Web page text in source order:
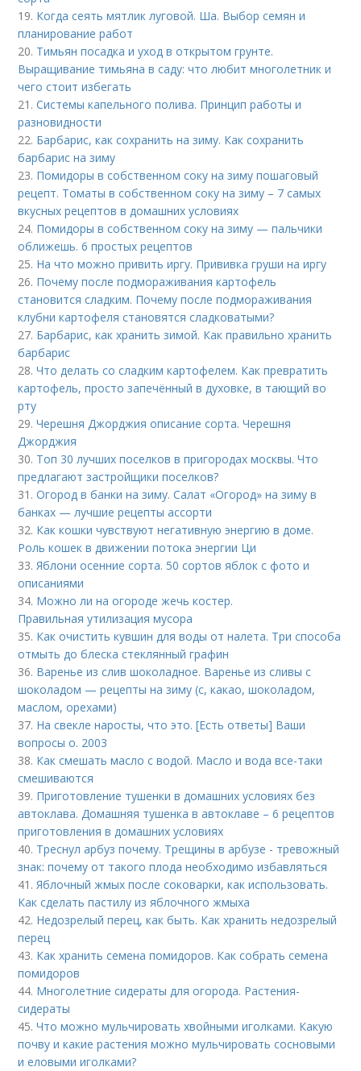
19. Когда сеять мятлик луговой. Ша. Выбор семян и
планирование работ
20. Тимьян посадка и уход в открытом грунте.
Выращивание тимьяна в саду: что любит многолетник и
чего стоит избегать
21.Системы капельного полива. Принцип работы и
разновидности
22. Барбарис, как сохранить на зиму. Как сохранить
барбарис на зиму
23. Помидоры в собственном соку на зиму пошаговый
рецепт. Томаты в собственном соку на зиму – 7 самых
вкусных рецептов в домашних условиях
24. Помидоры в собственном соку на зиму — пальчики
оближешь. 6 простых рецептов
25. На что можно привить иргу. Прививка груши на иргу
26. Почему после подмораживания картофель
становится сладким. Почему после подмораживания
клубни картофеля становятся сладковатыми?
27. Барбарис, как хранить зимой. Как правильно хранить
барбарис
28.Что делать со сладким картофелем. Как превратить
картофель, просто запечённый в духовке, в тающий во
рту
29.Черешня Джорджия описание сорта. Черешня
Джорджия
30. Топ 30 лучших поселков в пригородах москвы. Что
предлагают застройщики поселков?
31.Огород в банки на зиму. Салат «Огород» на зиму в
банках — лучшие рецепты ассорти
32. Как кошки чувствуют негативную энергию в доме.
Роль кошек в движении потока энергии Ци
33.Яблони осенние сорта. 50 сортов яблок с фото и
описаниями
34. Можно ли на огороде жечь костер.
Правильная утилизация мусора
35. Как очистить кувшин для воды от налета. Три способа
отмыть до блеска стеклянный графин
36. Варенье из слив шоколадное. Варенье из сливы с
шоколадом — рецепты на зиму (с, какао, шоколадом,
маслом, орехами)
37. На свекле наросты, что это. [Есть ответы] Ваши
вопросы о. 2003
38. Как смешать масло с водой. Масло и вода все-таки
смешиваются
39. Приготовление тушенки в домашних условиях без
автоклава. Домашняя тушенка в автоклаве – 6 рецептов
приготовления в домашних условиях
40. Треснул арбуз почему. Трещины в арбузе - тревожный
знак: почему от такого плода необходимо избавляться
41.Яблочный жмых после соковарки, как использовать.
Как сделать пастилу из яблочного жмыха
42. Недозрелый перец, как быть. Как хранить недозрелый
перец
43. Как хранить семена помидоров. Как собрать семена
помидоров
44. Многолетние сидераты для огорода. Растения-
сидераты
45.Что можно мульчировать хвойными иголками. Какую
почву и какие растения можно мульчировать сосновыми
и еловыми иголками?